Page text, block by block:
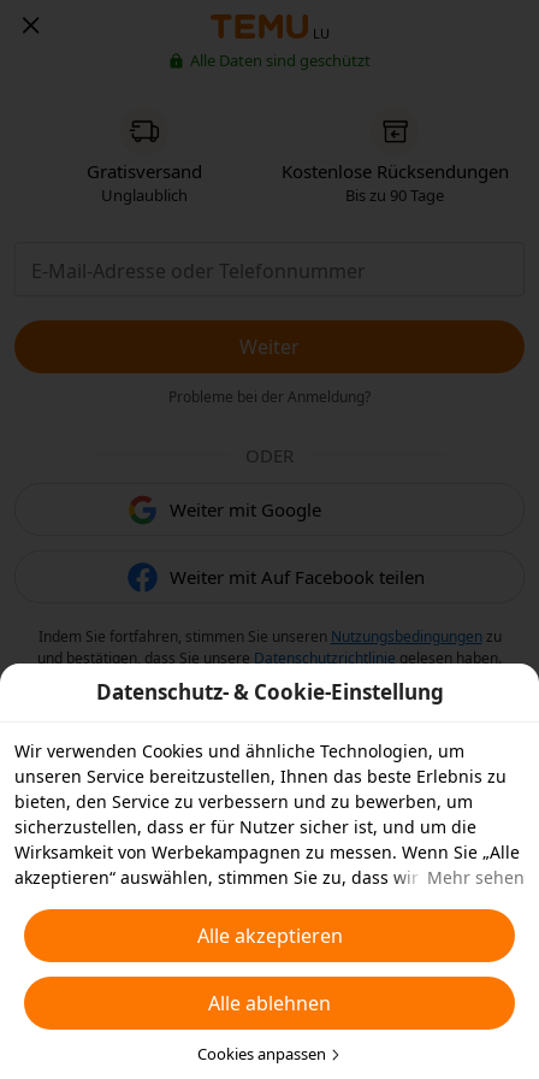
LU
Alle Daten sind geschützt
Gratisversand
Unglaublich
Kostenlose Rücksendungen
Bis zu 90 Tage
Weiter
Probleme bei der Anmeldung?
ODER
Weiter mit Google
Weiter mit Auf Facebook teilen
Indem Sie fortfahren, stimmen Sie unseren Nutzungsbedingungen zu
und bestätigen, dass Sie unsere Datenschutzrichtlinie gelesen haben.
Datenschutz- & Cookie-Einstellung
Wir verwenden Cookies und ähnliche Technologien, um
unseren Service bereitzustellen, Ihnen das beste Erlebnis zu
bieten, den Service zu verbessern und zu bewerben, um
sicherzustellen, dass er für Nutzer sicher ist, und um die
Wirksamkeit von Werbekampagnen zu messen. Wenn Sie „Alle
akzeptieren“ auswählen, stimmen Sie zu, dass wir und die
ähnliche Technologien für Werbezwecke auf Ihrem Gerät
speichern. Alternativ können Sie auch über „Alle ablehnen“
nicht notwendige Cookies ablehnen oder auswählen, welche
Arten von Cookies Sie akzeptieren oder deaktivieren möchten,
indem Sie unten oder jederzeit in Ihren
Datenschutzeinstellungen auf „Cookies anpassen“ klicken.
Mehr sehen
Alle akzeptieren
Alle ablehnen
Cookies anpassen